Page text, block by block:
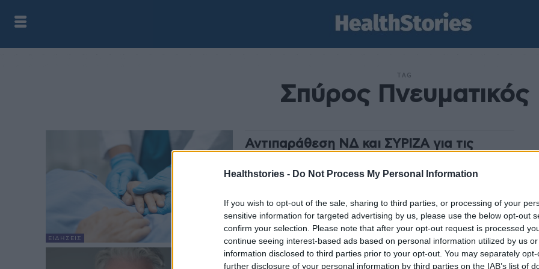
Healthstories - Do Not Process My Personal Information
If you wish to opt-out of the sale, sharing to third parties, or processing of your
sensitive information for targeted advertising by us, please use the below opt-out
confirm your selection. Please note that after your opt-out request is processed
continue seeing interest-based ads based on personal information utilized by us
information disclosed to third parties prior to your opt-out. You may separately
further disclosure of your personal information by third parties on the IAB’s list of
TAG
Σπύρος Πνευματικός
ΕΙΔΉΣΕΙΣ
Αντιπαράθεση ΝΔ και ΣΥΡΙΖΑ για τις
Μητσοτάκης και Τσίπρας
Αντιπαράθεση ανάμεσα σε ΝΔ και ΣΥΡΙΖΑ με αφορμή τις
χθεσινές αναφορές του βουλευτή της ΝΔ, Σπύρου
Πνευματικού για τους καρκινοπαθείς τελικού σταδίου. Οι
δηλώσεις του...
Εκτός εκλογικής μάχης ο Σπύρος